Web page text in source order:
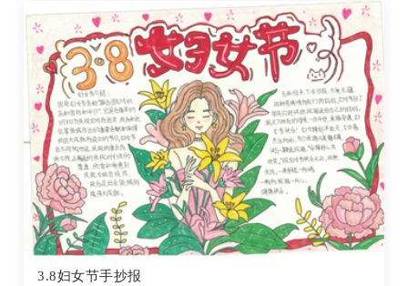
3.8妇女节手抄报